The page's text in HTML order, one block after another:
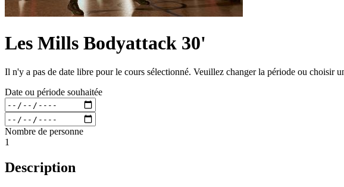
Les Mills Bodyattack 30'
Il n'y a pas de date libre pour le cours sélectionné. Veuillez changer la période ou choisir
Date ou période souhaitée
Nombre de personne
1
Description